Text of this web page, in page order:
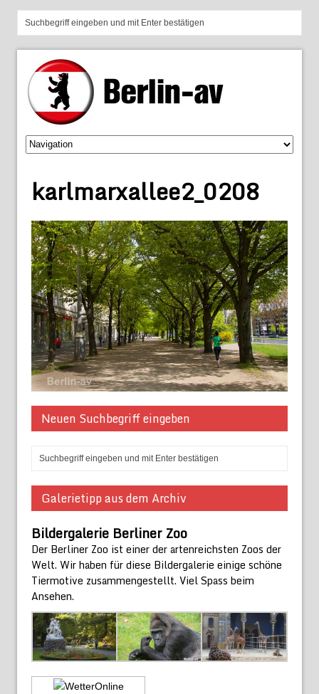
karlmarxallee2_0208
Neuen Suchbegriff eingeben
Galerietipp aus dem Archiv
Bildergalerie Berliner Zoo
Der Berliner Zoo ist einer der artenreichsten Zoos der
Welt. Wir haben für diese Bildergalerie einige schöne
Tiermotive zusammengestellt. Viel Spass beim
Ansehen.